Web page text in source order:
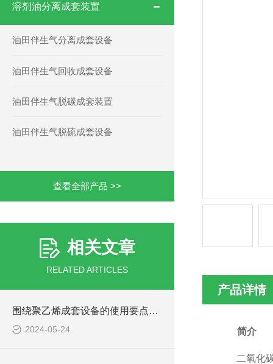
溶剂油分离成套装置
油田伴生气分离成套设备
油田伴生气回收成套设备
油田伴生气脱碳成套装置
油田伴生气脱硫成套设备
查看全部产品 >>
相关文章
RELATED ARTICLES
围绕聚乙烯成套设备的使用要点进行详细分析
2024-05-24
产品详情
简介
二氧化